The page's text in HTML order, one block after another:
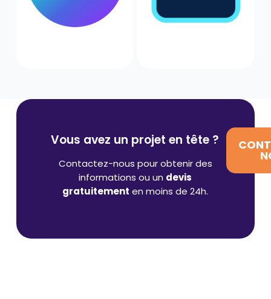
Vous avez un projet en tête ?
Contactez-nous pour obtenir des
informations ou un devis
gratuitement en moins de 24h.